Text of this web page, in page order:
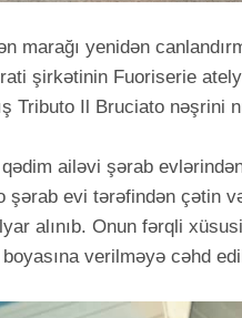
marağı yenidən
şirkətinin Fuoriserie
Tributo Il Bruciato nəşrini
ailəvi şərab
evi tərəfindən çətin
alınıb. Onun fərqli
verilməyə cəhd